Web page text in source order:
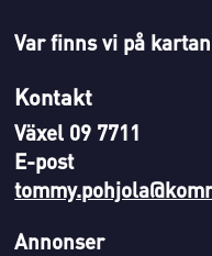
Var finns vi på kartan
Kontakt
Växel 09 7711
E-post
Annonser